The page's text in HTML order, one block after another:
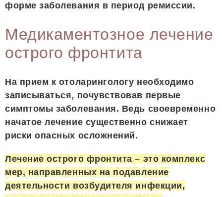
форме заболевания в период ремиссии.
Медикаментозное лечение
острого фронтита
На прием к отоларингологу необходимо
записываться, почувствовав первые
симптомы заболевания. Ведь своевременно
начатое лечение существенно снижает
риски опасных осложнений.
Лечение острого фронтита – это комплекс
мер, направленных на подавление
деятельности возбудителя инфекции,